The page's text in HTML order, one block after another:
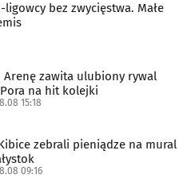
ligowcy bez zwycięstwa. Małe
Arenę zawita ulubiony rywal
na hit kolejki
15:18
zebrali pieniądze na mural
09:16